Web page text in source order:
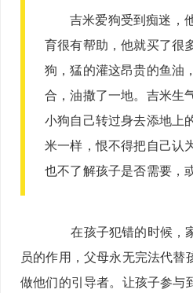
吉米爱狗受到痴迷，
育很有帮助，他就买了很
狗，猛的灌这昂贵的鱼油
合，油撒了一地。吉米生
小狗自己转过身去添地上
米一样，恨不得把自己认
也不了解孩子是否需要，
在孩子犯错的时候，
员的作用，父母永无完法代替
做他们的引导者。让孩子参与